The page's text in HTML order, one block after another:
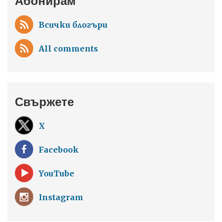
Всички блогъри
All comments
Свържете
X
Facebook
YouTube
Instagram